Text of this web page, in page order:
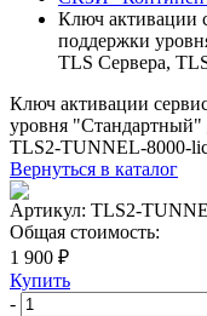
Ключ активации
поддержки
TLS Cервера,
Ключ активации
уровня
TLS2-TUNNEL-8000-
Вернуться в каталог
Артикул: TLS2-
Общая стоимость:
1 900 ₽
Купить
-